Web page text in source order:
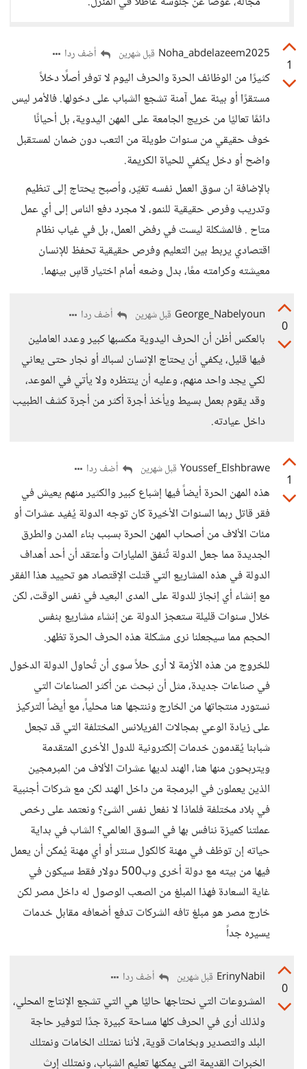
1
Noha_abdelazeem2025 قبل شهرين أضف ردا
كثيرًا من الوظائف الحرة والحرف اليوم لا توفر أصلًا دخلاً
مستقرًا أو بيئة عمل آمنة تشجع الشباب على دخولها. فالأمر ليس
دائمًا تعاليًا من خريج الجامعة على المهن اليدوية، بل أحيانًا
خوف حقيقي من سنوات طويلة من التعب دون ضمان لمستقبل
واضح أو دخل يكفي للحياة الكريمة.
بالإضافة ان سوق العمل نفسه تغيّر، وأصبح يحتاج إلى تنظيم
وتدريب وفرص حقيقية للنمو، لا مجرد دفع الناس إلى أي عمل
متاح . فالمشكلة ليست في رفض العمل، بل في غياب نظام
اقتصادي يربط بين التعليم وفرص حقيقية تحفظ للإنسان
معيشته وكرامته معًا، بدل وضعه أمام اختيار قاسٍ بينهما.
0
George_Nabelyoun قبل شهرين أضف ردا
بالعكس أظن أن الحرف اليدوية مكسبها كبير وعدد العاملين
فيها قليل، يكفي أن يحتاج الإنسان لسباك أو نجار حتى يعاني
لكي يجد واحد منهم، وعليه أن ينتظره ولا يأتي في الموعد،
وقد يقوم بعمل بسيط ويأخذ أجرة أكثر من أجرة كشف الطبيب
داخل عيادته.
1
Youssef_Elshbrawe قبل شهرين أضف ردا
هذه المهن الحرة أيضاً فيها إشباع كبير والكثير منهم يعيش في
فقر قاتل ربما السنوات الأخيرة كان توجه الدولة يُفيد عشرات أو
مئات الألاف من أصحاب المهن الحرة بسبب بناء المدن والطرق
الجديدة مما جعل الدولة تٌنفق المليارات وأعتقد أن أحد أهداف
الدولة في هذه المشاريع التي قتلت الإقتصاد هو تحييد هذا الفقر
مع إنشاء أي إنجاز للدولة على المدى البعيد في نفس الوقت، لكن
خلال سنوات قليلة ستعجز الدولة عن إنشاء مشاريع بنفس
الحجم مما سيجعلنا نرى مشكلة هذه الحرف الحرة تظهر.
للخروج من هذه الأزمة لا أرى حلاً سوى أن تُحاول الدولة الدخول
في صناعات جديدة، مثل أن نبحث عن أكثر الصناعات التي
نستورد منتجاتها من الخارج وننتجها هنا محلياً، مع أيضاً التركيز
على زيادة الوعي بمجالات الفريلانس المختلفة التي قد تجعل
شبابنا يُقدمون خدمات إلكترونية للدول الأخرى المتقدمة
ويتربحون منها هنا، الهند لديها عشرات الألاف من المبرمجين
الذين يعملون في البرمجة من داخل الهند لكن مع شركات أجنبية
في بلاد مختلفة فلماذا لا نفعل نفس الشئ؟ ونعتمد على رخص
عملتنا كميزة ننافس بها في السوق العالمي؟ الشاب في بداية
حياته إن توظف في مهنة كالكول سنتر أو أي مهنة يُمكن أن يعمل
فيها من بيته مع دولة أخرى وب500 دولار فقط سيكون في
غاية السعادة فهذا المبلغ من الصعب الوصول له داخل مصر لكن
خارج مصر هو مبلغ تافه الشركات تدفع أضعافه مقابل خدمات
يسيره جداً
0
ErinyNabil قبل شهرين أضف ردا
المشروعات التي نحتاجها حاليًا هي التي تشجع الإنتاج المحلي،
ولذلك أرى في الحرف كلها مساحة كبيرة جدًا لتوفير حاجة
البلد والتصدير وبخامات قوية، لأننا نمتلك الخامات ونمتلك
الخبرات القديمة التي يمكنها تعليم الشباب، ونمتلك إرث